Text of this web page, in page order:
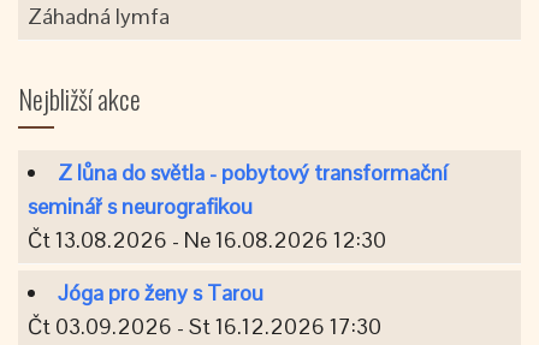
Záhadná lymfa
Nejbližší akce
Z lůna do světla - pobytový transformační
seminář s neurografikou
Čt 13.08.2026 - Ne 16.08.2026 12:30
Jóga pro ženy s Tarou
Čt 03.09.2026 - St 16.12.2026 17:30